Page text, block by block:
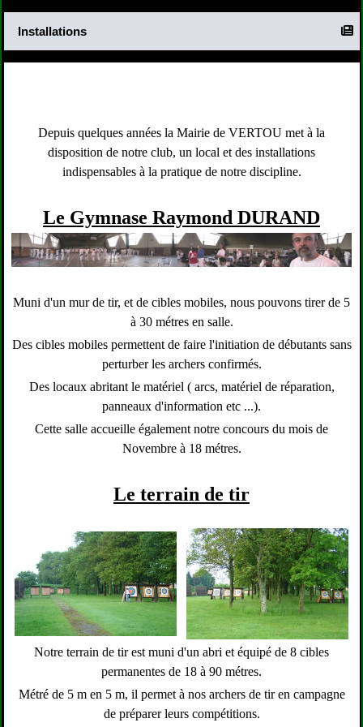
Installations
Depuis quelques années la Mairie de VERTOU met à la
disposition de notre club, un local et des installations
indispensables à la pratique de notre discipline.
Le Gymnase Raymond DURAND
Muni d'un mur de tir, et de cibles mobiles, nous pouvons tirer de 5
à 30 métres en salle.
Des cibles mobiles permettent de faire l'initiation de débutants sans
perturber les archers confirmés.
Des locaux abritant le matériel ( arcs, matériel de réparation,
panneaux d'information etc ...).
Cette salle accueille également notre concours du mois de
Novembre à 18 métres.
Le terrain de tir
Notre terrain de tir est muni d'un abri et équipé de 8 cibles
permanentes de 18 à 90 métres.
Métré de 5 m en 5 m, il permet à nos archers de tir en campagne
de préparer leurs compétitions.